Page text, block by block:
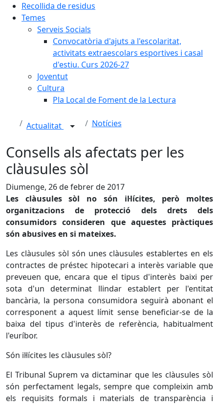
Recollida de residus
Temes
Serveis Socials
Convocatòria d'ajuts a l'escolaritat,
activitats extraescolars esportives i casal
d'estiu. Curs 2026-27
Joventut
Cultura
Pla Local de Foment de la Lectura
Actualitat Notícies
Consells als afectats per les
clàusules sòl
Diumenge, 26 de febrer de 2017
Les clàusules sòl no són il·lícites, però moltes
organitzacions de protecció dels drets dels
consumidors consideren que aquestes pràctiques
són abusives en si mateixes.
Les clàusules sòl són unes clàusules establertes en els
contractes de préstec hipotecari a interès variable que
preveuen que, encara que el tipus d'interès baixi per
sota d'un determinat llindar establert per l'entitat
bancària, la persona consumidora seguirà abonant el
corresponent a aquest límit sense beneficiar-se de la
baixa del tipus d'interès de referència, habitualment
l'euríbor.
Són il·lícites les clàusules sòl?
El Tribunal Suprem va dictaminar que les clàusules sòl
són perfectament legals, sempre que compleixin amb
els requisits formals i materials de transparència i